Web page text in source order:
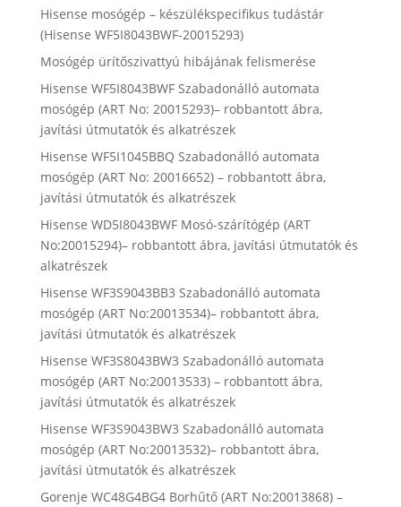
Hisense mosógép – készülékspecifikus tudástár
(Hisense WF5I8043BWF-20015293)
Mosógép ürítőszivattyú hibájának felismerése
Hisense WF5I8043BWF Szabadonálló automata
mosógép (ART No: 20015293)– robbantott ábra,
javítási útmutatók és alkatrészek
Hisense WF5I1045BBQ Szabadonálló automata
mosógép (ART No: 20016652) – robbantott ábra,
javítási útmutatók és alkatrészek
Hisense WD5I8043BWF Mosó-szárítógép (ART
No:20015294)– robbantott ábra, javítási útmutatók és
alkatrészek
Hisense WF3S9043BB3 Szabadonálló automata
mosógép (ART No:20013534)– robbantott ábra,
javítási útmutatók és alkatrészek
Hisense WF3S8043BW3 Szabadonálló automata
mosógép (ART No:20013533) – robbantott ábra,
javítási útmutatók és alkatrészek
Hisense WF3S9043BW3 Szabadonálló automata
mosógép (ART No:20013532)– robbantott ábra,
javítási útmutatók és alkatrészek
Gorenje WC48G4BG4 Borhűtő (ART No:20013868) –